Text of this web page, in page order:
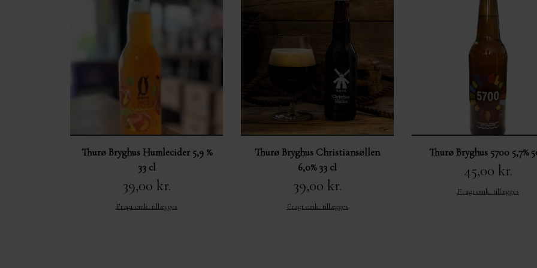
Thurø Bryghus Humlecider 5,9 %
33 cl
39,00 kr.
Fragt omk. tillægges
Thurø Bryghus Christiansøllen
6,0% 33 cl
39,00 kr.
Fragt omk. tillægges
Thurø Bryghus 5700 5,7%
45,00 kr.
Fragt omk. tillægges